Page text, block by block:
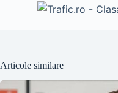
Articole similare